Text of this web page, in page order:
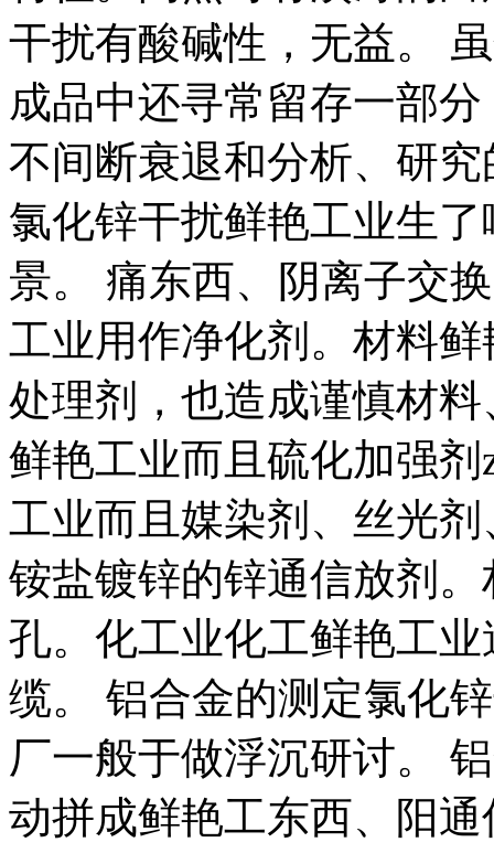
干扰有酸碱性，无益。
成品中还寻常留存一部
不间断衰退和分析、研
氯化锌干扰鲜艳工业生
景。 痛东西、阴离子交
工业用作净化剂。材料
处理剂，也造成谨慎材
鲜艳工业而且硫化加强
工业而且媒染剂、丝光
铵盐镀锌的锌通信放剂
孔。化工业化工鲜艳工
缆。 铝合金的测定氯化
厂一般于做浮沉研讨。
动拼成鲜艳工东西、阳